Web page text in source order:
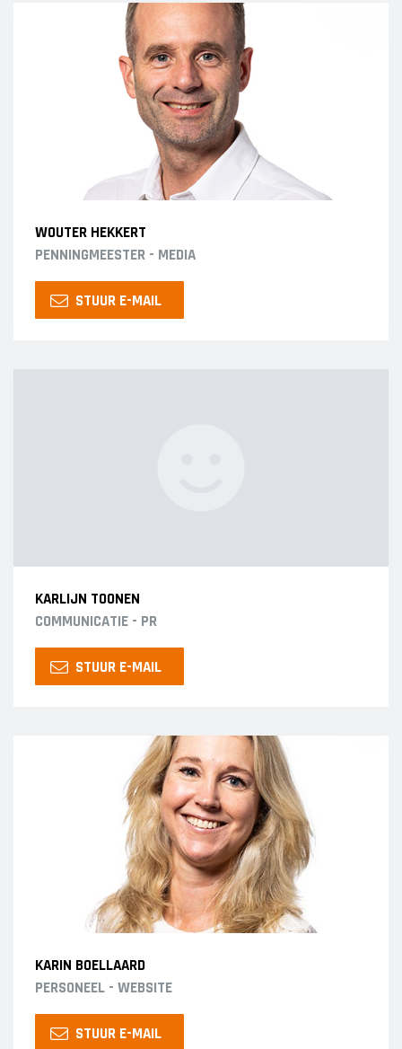
WOUTER HEKKERT
PENNINGMEESTER - MEDIA
STUUR E-MAIL
KARLIJN TOONEN
COMMUNICATIE - PR
STUUR E-MAIL
KARIN BOELLAARD
PERSONEEL - WEBSITE
STUUR E-MAIL